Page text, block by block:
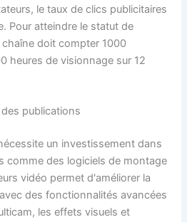
le taux de clics publicitaires
Pour atteindre le statut de
chaîne doit compter 1000
heures de visionnage sur 12
publications
un investissement dans
comme des logiciels de montage
vidéo permet d'améliorer la
des fonctionnalités avancées
les effets visuels et